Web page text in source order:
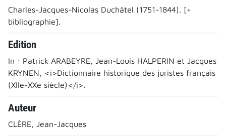
Charles-Jacques-Nicolas Duchâtel (1751-1844). [+
bibliographie].
Edition
In : Patrick ARABEYRE, Jean-Louis HALPERIN et Jacques
KRYNEN, <i>Dictionnaire historique des juristes français
(XIIe-XXe siècle)</i>.
Auteur
CLÈRE, Jean-Jacques